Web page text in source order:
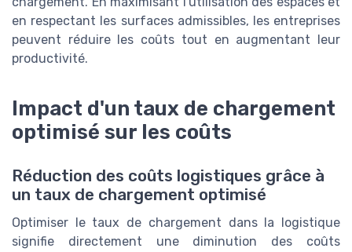
en respectant les surfaces admissibles, les entreprises
peuvent réduire les coûts tout en augmentant leur
productivité.
Impact d'un taux de chargement
optimisé sur les coûts
Réduction des coûts logistiques grâce à
un taux de chargement optimisé
Optimiser le taux de chargement dans la logistique
signifie directement une diminution des coûts